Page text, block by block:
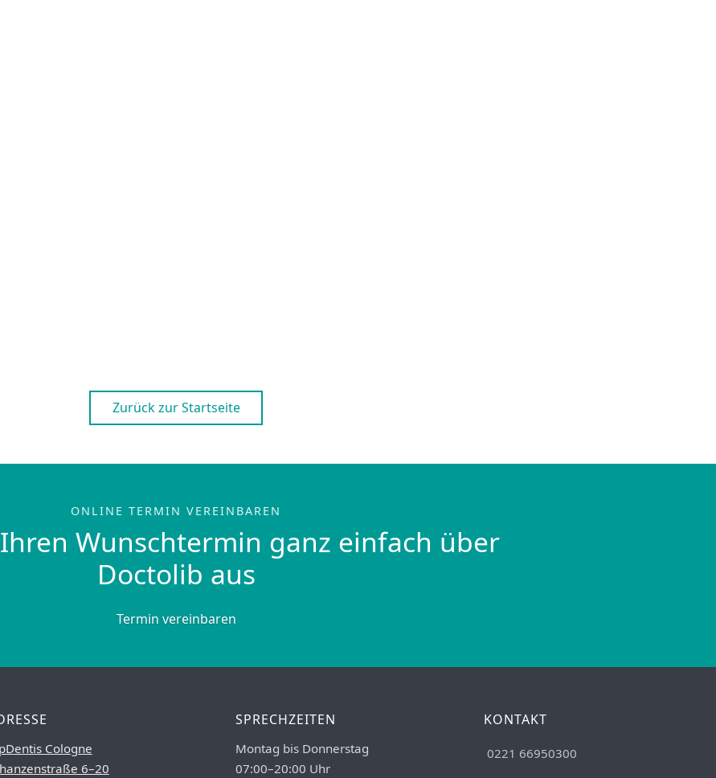
Zurück zur Startseite
ONLINE TERMIN VEREINBAREN
Wunschtermin ganz einfach über
Doctolib aus
Termin vereinbaren
Cologne
6–20
SPRECHZEITEN
Montag bis Donnerstag
07:00–20:00 Uhr
KONTAKT
0221 66950300